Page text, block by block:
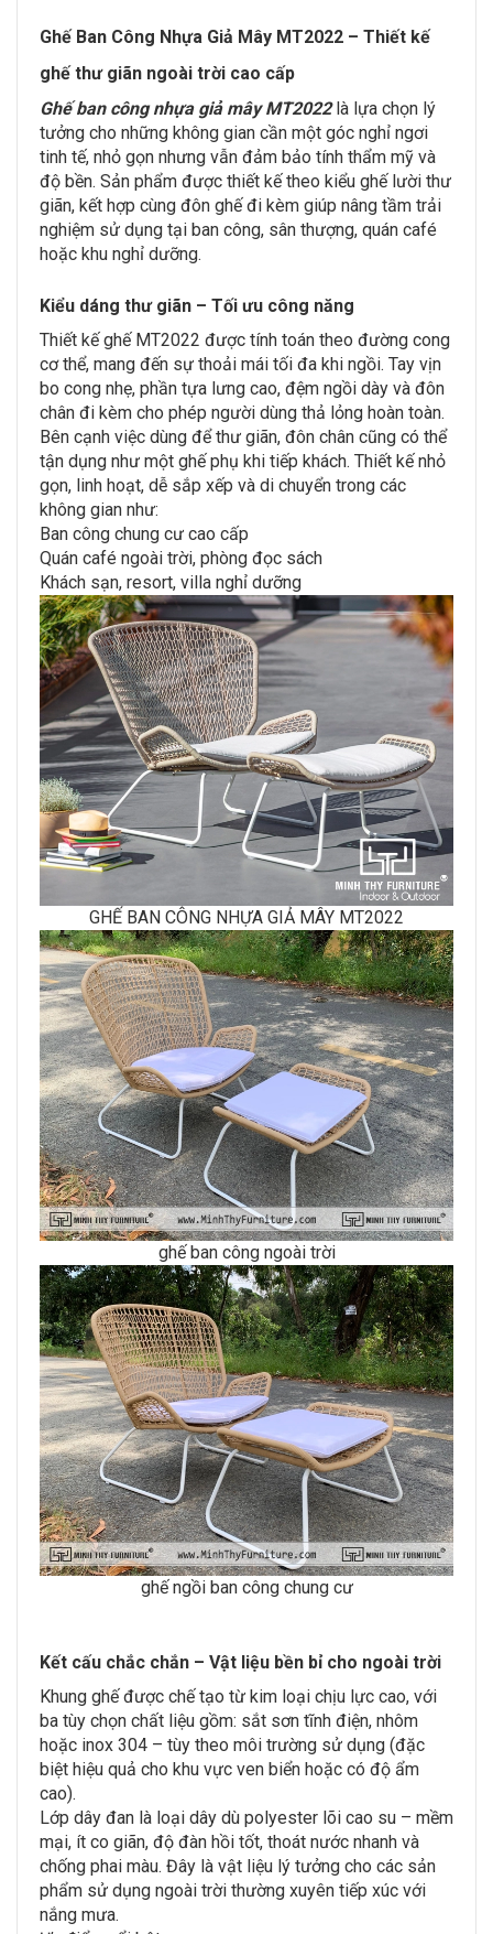
Ghế Ban Công Nhựa Giả Mây MT2022 – Thiết kế
ghế thư giãn ngoài trời cao cấp
Ghế ban công nhựa giả mây MT2022là lựa chọn lý
tưởng cho những không gian cần một góc nghỉ ngơi
tinh tế, nhỏ gọn nhưng vẫn đảm bảo tính thẩm mỹ và
độ bền. Sản phẩm được thiết kế theo kiểu ghế lười thư
giãn, kết hợp cùng đôn ghế đi kèm giúp nâng tầm trải
nghiệm sử dụng tại ban công, sân thượng, quán café
hoặc khu nghỉ dưỡng.
Kiểu dáng thư giãn – Tối ưu công năng
Thiết kế ghế MT2022 được tính toán theo đường cong
cơ thể, mang đến sự thoải mái tối đa khi ngồi. Tay vịn
bo cong nhẹ, phần tựa lưng cao, đệm ngồi dày và đôn
chân đi kèm cho phép người dùng thả lỏng hoàn toàn.
Bên cạnh việc dùng để thư giãn, đôn chân cũng có thể
tận dụng như một ghế phụ khi tiếp khách. Thiết kế nhỏ
gọn, linh hoạt, dễ sắp xếp và di chuyển trong các
không gian như:
Ban công chung cư cao cấp
Quán café ngoài trời, phòng đọc sách
Khách sạn, resort, villa nghỉ dưỡng
GHẾ BAN CÔNG NHỰA GIẢ MÂY MT2022
ghế ban công ngoài trời
ghế ngồi ban công chung cư
Kết cấu chắc chắn – Vật liệu bền bỉ cho ngoài trời
Khung ghế được chế tạo từ kim loại chịu lực cao, với
ba tùy chọn chất liệu gồm: sắt sơn tĩnh điện, nhôm
hoặc inox 304 – tùy theo môi trường sử dụng (đặc
biệt hiệu quả cho khu vực ven biển hoặc có độ ẩm
cao).
Lớp dây đan là loại dây dù polyester lõi cao su – mềm
mại, ít co giãn, độ đàn hồi tốt, thoát nước nhanh và
chống phai màu. Đây là vật liệu lý tưởng cho các sản
phẩm sử dụng ngoài trời thường xuyên tiếp xúc với
nắng mưa.